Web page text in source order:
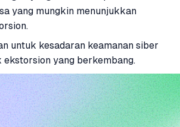
yang mungkin menunjukkan
untuk kesadaran keamanan siber
yang berkembang.